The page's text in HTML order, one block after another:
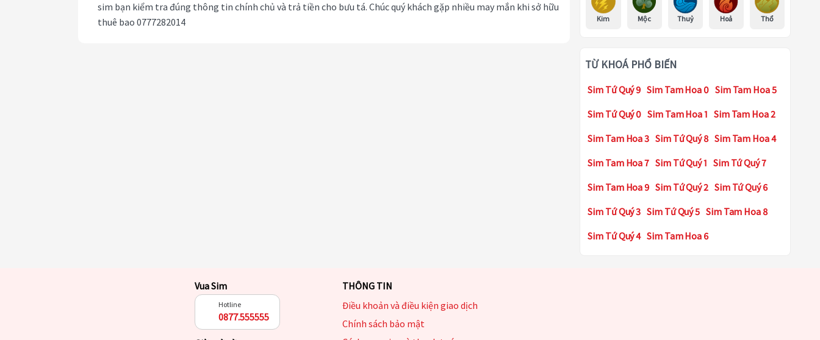
sim bạn kiểm tra đúng thông tin chính chủ và trả tiền cho bưu tá. Chúc quý khách gặp nhiều may mắn khi sở hữu
thuê bao 0777282014
Kim Mộc Thuỷ Hoả Thổ
TỪ KHOÁ PHỔ BIẾN
Sim Tứ Quý 9 Sim Tam Hoa 0 Sim Tam Hoa 5
Sim Tứ Quý 0 Sim Tam Hoa 1 Sim Tam Hoa 2
Sim Tam Hoa 3 Sim Tứ Quý 8 Sim Tam Hoa 4
Sim Tam Hoa 7 Sim Tứ Quý 1 Sim Tứ Quý 7
Sim Tam Hoa 9 Sim Tứ Quý 2 Sim Tứ Quý 6
Sim Tứ Quý 3 Sim Tứ Quý 5 Sim Tam Hoa 8
Sim Tứ Quý 4 Sim Tam Hoa 6
Vua Sim
Hotline
0877.555555
THÔNG TIN
Điều khoản và điều kiện giao dịch
Chính sách bảo mật